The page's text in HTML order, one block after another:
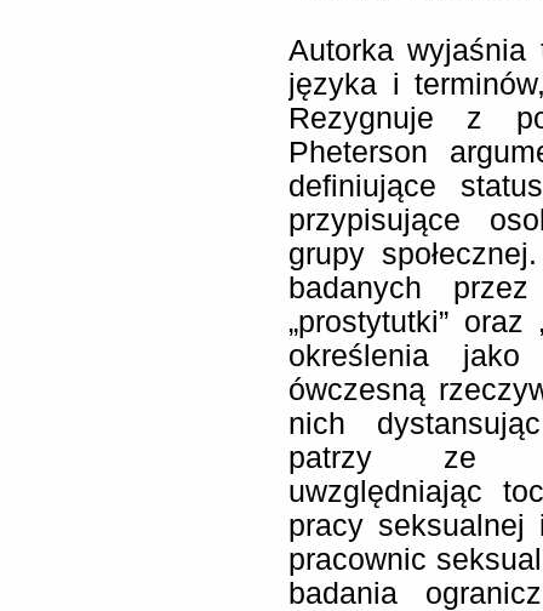
Autorka wyjaśnia
języka i
Rezygnuje z
Pheterson
definiujące
przypisujące
grupy
badanych
„prostytutki”
określenia jako
ówczesną
nich
patrzy ze
uwzględniając
pracy seksualnej
pracownic
badania